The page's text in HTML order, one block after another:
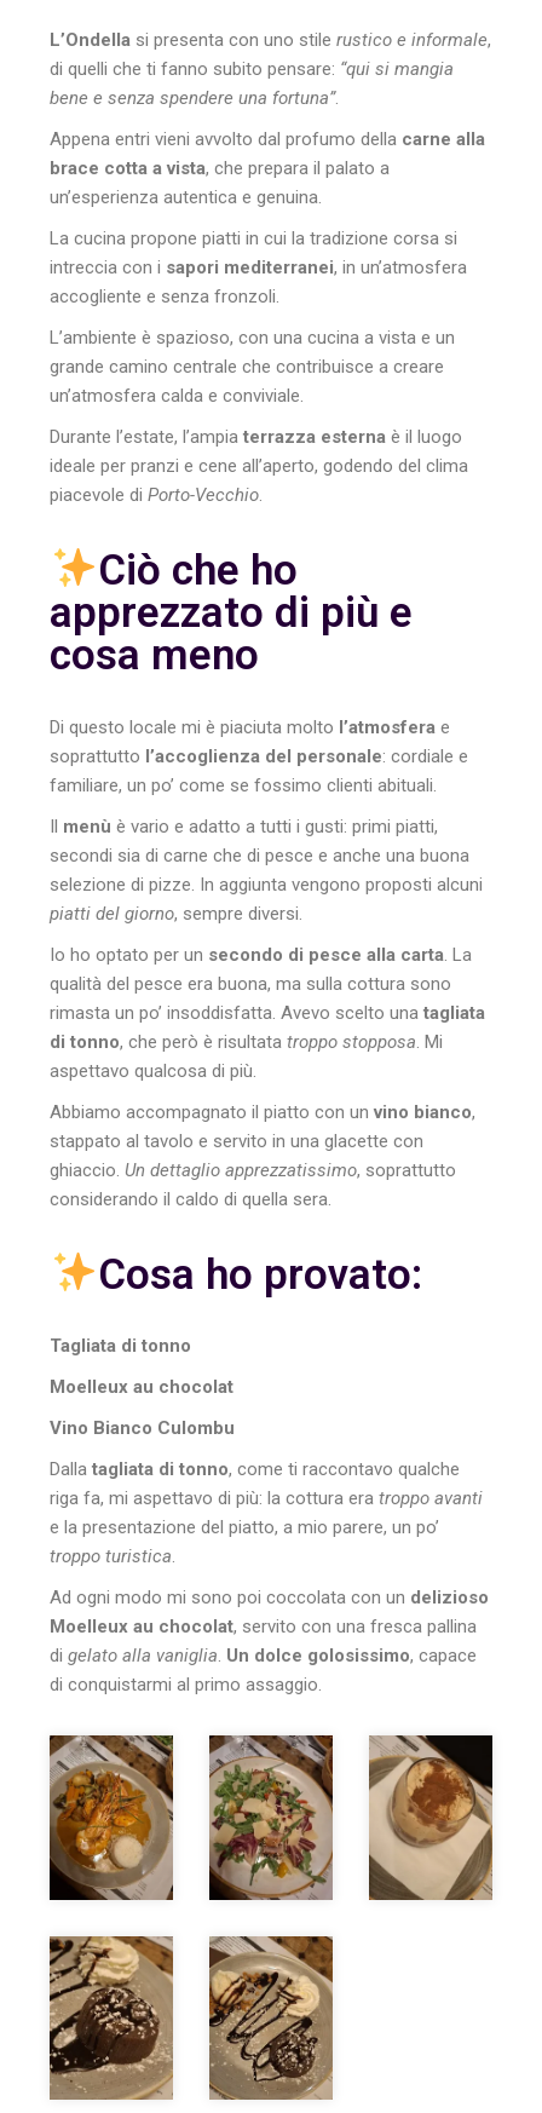
L’Ondella si presenta con uno stilerustico e informale,
di quelli che ti fanno subito pensare: “qui si mangia
bene e senza spendere una fortuna”.
Appena entri vieni avvolto dal profumo della carne alla
brace cotta a vista, che prepara il palato a
un’esperienza autentica e genuina.
La cucina propone piatti in cui la tradizione corsa si
intreccia con i sapori mediterranei, in un’atmosfera
accogliente e senza fronzoli.
L’ambiente è spazioso, con una cucina a vista e un
grande camino centrale che contribuisce a creare
un’atmosfera calda e conviviale.
Durante l’estate, l’ampiaterrazza esterna è il luogo
ideale per pranzi e cene all’aperto, godendo del clima
piacevole diPorto-Vecchio.
Ciò che ho
apprezzato di più e
cosa meno
Di questo locale mi è piaciuta molto l’atmosfera e
soprattutto l’accoglienza del personale: cordiale e
familiare, un po’ come se fossimo clienti abituali.
Il menù è vario e adatto a tutti i gusti: primi piatti,
secondi sia di carne che di pesce e anche una buona
selezione di pizze. In aggiunta vengono proposti alcuni
piatti del giorno, sempre diversi.
Io ho optato per un secondo di pesce alla carta . La
qualità del pesce era buona, ma sulla cottura sono
rimasta un po’ insoddisfatta. Avevo scelto unatagliata
di tonno, che però è risultatatroppo stopposa . Mi
aspettavo qualcosa di più.
Abbiamo accompagnato il piatto con unvino bianco,
stappato al tavolo e servito in una glacette con
ghiaccio. Un dettaglio apprezzatissimo, soprattutto
considerando il caldo di quella sera.
Cosa ho provato:
Tagliata di tonno
Moelleux au chocolat
Vino Bianco Culombu
Dallatagliata di tonno, come ti raccontavo qualche
riga fa, mi aspettavo di più: la cottura eratroppo avanti
e la presentazione del piatto, a mio parere, un po’
troppo turistica.
Ad ogni modo mi sono poi coccolata con un delizioso
Moelleux au chocolat, servito con una fresca pallina
digelato alla vaniglia. Un dolce golosissimo, capace
di conquistarmi al primo assaggio.